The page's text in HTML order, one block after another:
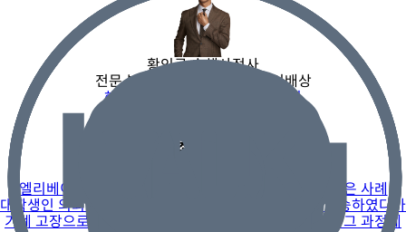
황인규 손해사정사
전문 분야 |
배상책임/재물, 대인배상
해당 손해사정사와 전화상담하기
함께 보면 좋은 사례와 질문
엘리베이터 멈춤 및 감힘에 따른 배상책임보험 보상 받은 사례
대학생인 의뢰인은 어느 밤 기숙사 내부 엘리베이터를 탑승하였다가
기계 고장으로 무려 30분이나 갖혀 있었습니다. &nbsp; 그 과정에